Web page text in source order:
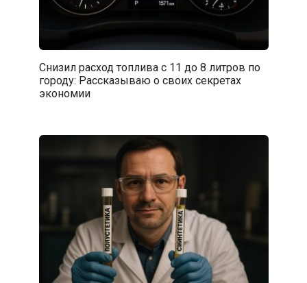
Снизил расход топлива с 11 до 8 литров по
городу: Рассказываю о своих секретах
экономии